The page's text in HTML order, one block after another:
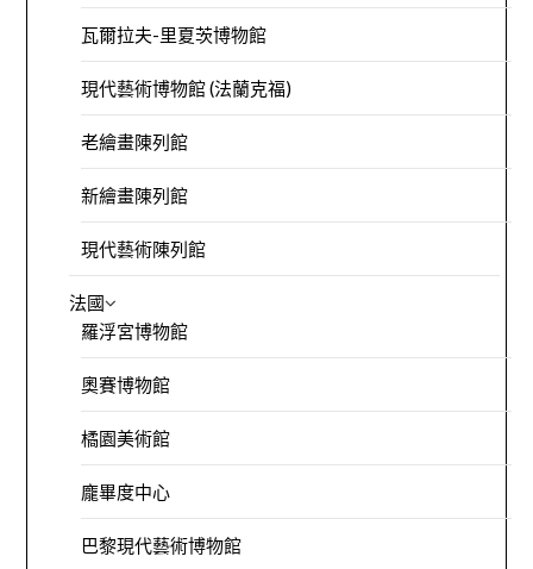
瓦爾拉夫-里夏茨博物館
現代藝術博物館 (法蘭克福)
老繪畫陳列館
新繪畫陳列館
現代藝術陳列館
法國
羅浮宮博物館
奧賽博物館
橘園美術館
龐畢度中心
巴黎現代藝術博物館